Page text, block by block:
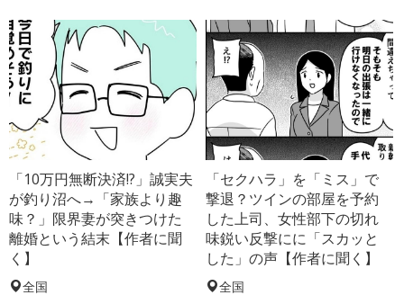
「10万円無断決済!?」誠実夫
が釣り沼へ→「家族より趣
味？」限界妻が突きつけた
離婚という結末【作者に聞
く】
全国
「セクハラ」を「ミス」で
撃退？ツインの部屋を予約
した上司、女性部下の切れ
味鋭い反撃にに「スカッと
した」の声【作者に聞く】
全国